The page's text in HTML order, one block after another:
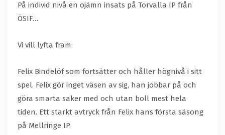
På individ nivå en ojämn insats på Torvalla IP från
ÖSIF…
Vi vill lyfta fram:
Felix Bindelöf som fortsätter och håller högnivå i sitt
spel. Felix gör inget väsen av sig, han jobbar på och
göra smarta saker med och utan boll mest hela
tiden. Ett starkt avtryck från Felix hans första säsong
på Mellringe IP.